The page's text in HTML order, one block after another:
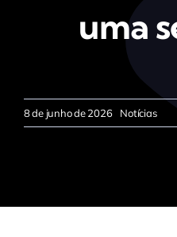
uma
8 de junho de 2026 Notícias